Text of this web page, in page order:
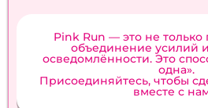
Pink Run — это не только
объединение усилий
осведомлённости. Это
одна».
Присоединяйтесь, чтобы
вместе с